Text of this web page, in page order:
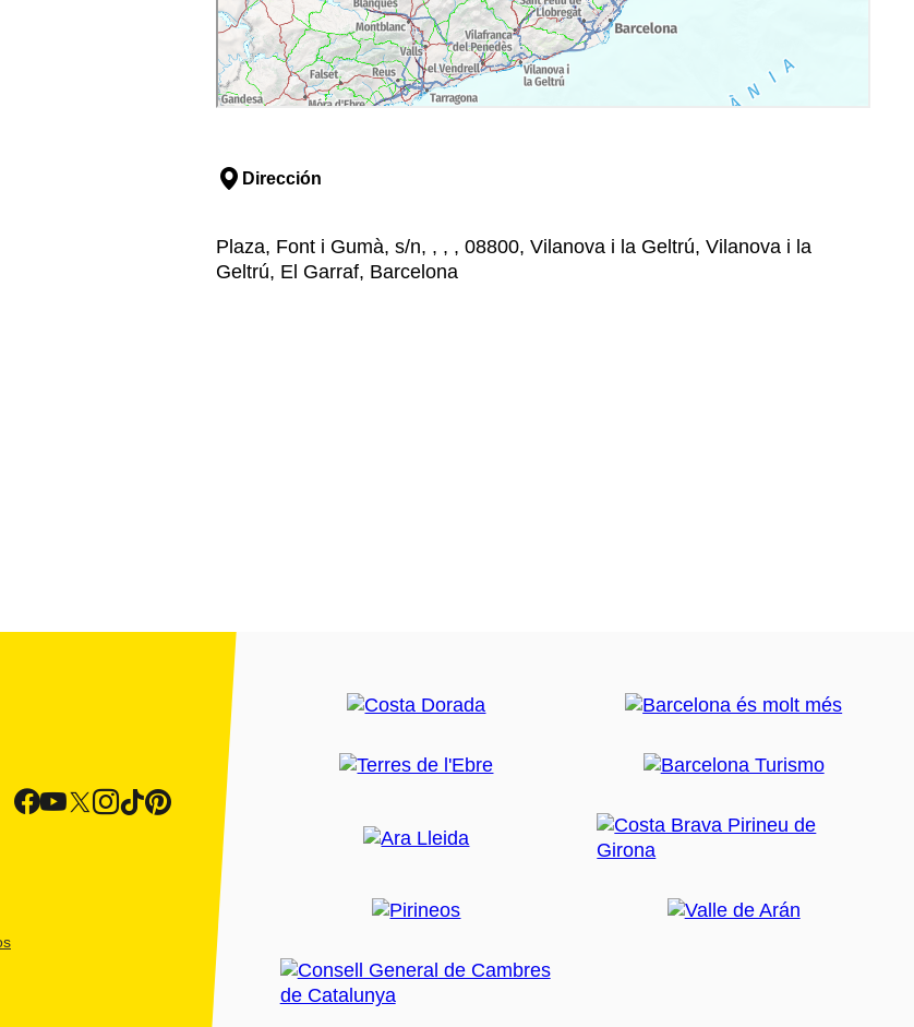
Dirección
Plaza, Font i Gumà, s/n, , , , 08800, Vilanova i la Geltrú, Vilanova i la
Geltrú, El Garraf, Barcelona